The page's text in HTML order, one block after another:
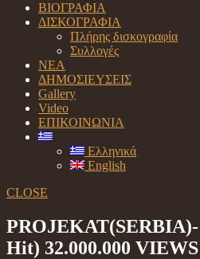
ΒΙΟΓΡΑΦΙΑ
ΔΙΣΚΟΓΡΑΦΙΑ
Πλήρης δισκογραφία
Συλλογές
ΝΕΑ
ΔΗΜΟΣΙΕΥΣΕΙΣ
Gallery
Video
ΕΠΙΚΟΙΝΩΝΙΑ
Ελληνικά
English
CLOSE
Hit) 32.000.000 VIEWS